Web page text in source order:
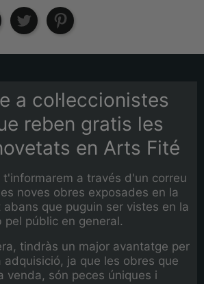
a col·leccionistes
reben gratis les
en Arts Fité
t'informarem a través d'un correu
noves obres exposades en la
que puguin ser vistes en la
pel públic en general.
tindràs un major avantatge per
adquisició, ja que les obres que
venda, són peces úniques i